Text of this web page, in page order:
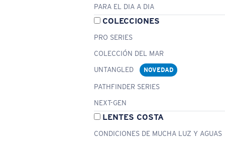
PARA EL DIA A DIA
COLECCIONES
PRO SERIES
COLECCIÓN DEL MAR
UNTANGLED
NOVEDAD
PATHFINDER SERIES
NEXT-GEN
LENTES COSTA
CONDICIONES DE MUCHA LUZ Y AGUAS